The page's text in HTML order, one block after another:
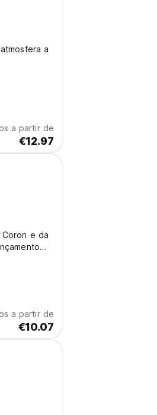
a
a partir de
€12.97
e da
a partir de
€10.07